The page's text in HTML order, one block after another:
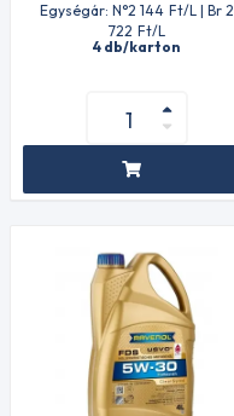
Egységár: N°2 144 Ft/L | Br 2
722 Ft/L
4 db/karton